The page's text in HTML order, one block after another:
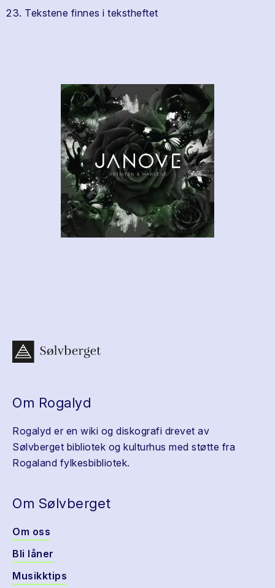
Tekstene finnes i tekstheftet
Om Rogalyd
Rogalyd er en wiki og diskografi drevet av
Sølvberget bibliotek og kulturhus med støtte fra
Rogaland fylkesbibliotek.
Om Sølvberget
Om oss
Bli låner
Musikktips